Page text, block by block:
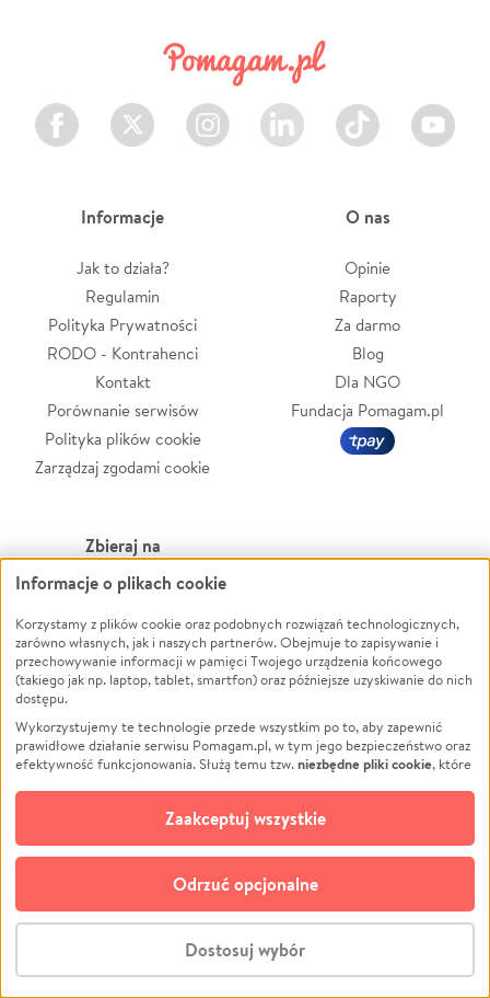
Stwórz zbiórkę - za darmo
Facebook Twitter Instagram LinkedIn TikTok Youtube
Informacje
Jak to działa?
Regulamin
Polityka Prywatności
RODO - Kontrahenci
Kontakt
Porównanie serwisów
Polityka plików cookie
Zarządzaj zgodami cookie
O nas
Opinie
Raporty
Za darmo
Blog
Dla NGO
Fundacja Pomagam.pl
Zbieraj na
Leczenie
Zwierzęta
Pożar
Ukraina
Pomoc Finansowa
Projekty
Pogrzeb
Społeczność lokalna
Kultura
Powódź
Wichura
NGO
Edukacja
Podróż
Impreza
Ochrona środowiska
Biznes
© CROWDING SP. Z O.O.
Informacje o plikach cookie
Korzystamy z plików cookie oraz podobnych rozwiązań technologicznych,
zarówno własnych, jak i naszych partnerów. Obejmuje to zapisywanie i
przechowywanie informacji w pamięci Twojego urządzenia końcowego
(takiego jak np. laptop, tablet, smartfon) oraz późniejsze uzyskiwanie do nich
dostępu.
Wykorzystujemy te technologie przede wszystkim po to, aby zapewnić
prawidłowe działanie serwisu Pomagam.pl, w tym jego bezpieczeństwo oraz
efektywność funkcjonowania. Służą temu tzw.niezbędne pliki cookie, które
opcjonalnych plików cookie
technologii do celów analitycznych i retargetingowych. Możesz wyrazić
zgodę na ich stosowanie lub jej odmówić. W dowolnym momencie masz
możliwość zmiany swoich preferencji na stronie „Zarządzaj zgodami cookie”,
do której link znajdziesz w stopce serwisu Pomagam.pl. Opcjonalne pliki
cookie wykorzystywane są w następujących celach:
działanie serwisu Pomagam.pl. Dzięki nim możemy zrozumieć, jak
użytkownicy korzystają z naszego serwisu – skąd trafiają do serwisu, jak
Dostosuj wybór
Odrzuć opcjonalne
Zaakceptuj wszystkie